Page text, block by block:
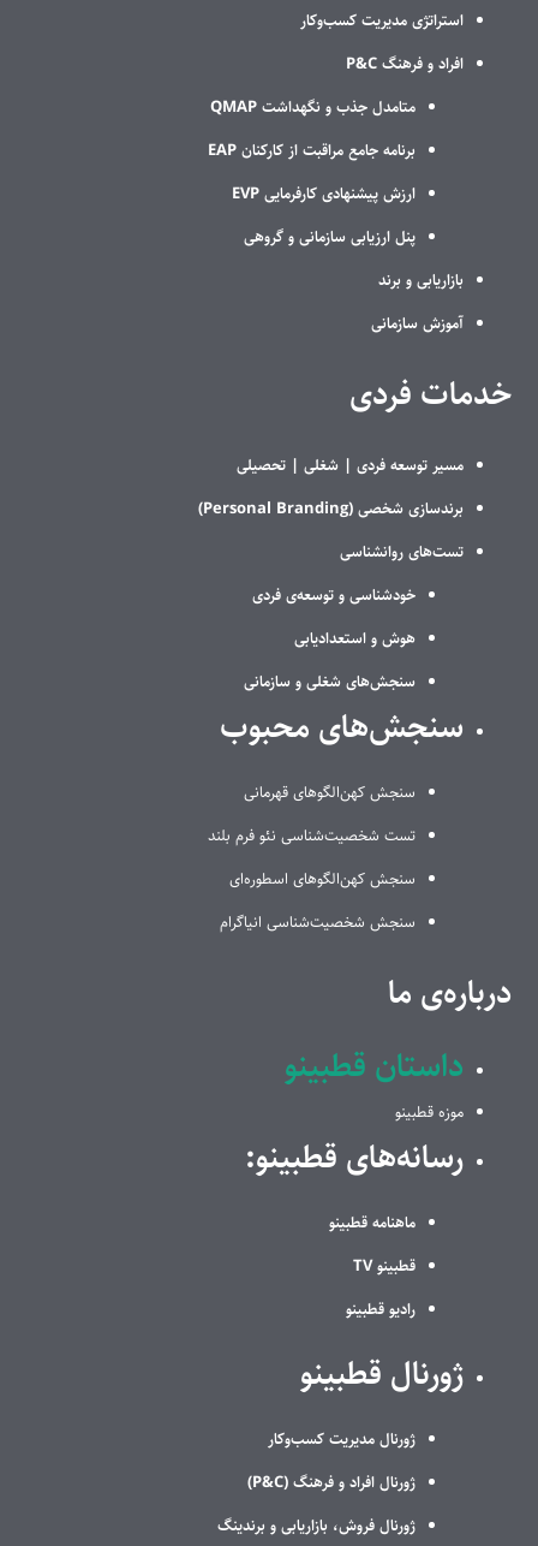
استراتژی مدیریت کسب‌وکار
افراد و فرهنگ P&C
متامدل جذب و نگهداشت QMAP
برنامه جامع مراقبت از کارکنان EAP
ارزش پیشنهادی کارفرمایی EVP
پنل ارزیابی سازمانی و گروهی
بازاریابی و برند
آموزش سازمانی
خدمات فردی
مسیر توسعه فردی | شغلی |تحصیلی
برندسازی شخصی (Personal Branding)
تست‌های روانشناسی
خودشناسی و توسعه‌ی فردی
هوش و استعدادیابی
سنجش‌های شغلی و سازمانی
سنجش‌های محبوب
سنجش کهن‌الگوهای قهرمانی
تست شخصیت‌شناسی نئو فرم بلند
سنجش کهن‌الگوهای اسطوره‌ای
سنجش شخصیت‌شناسی انیاگرام
درباره‌ی ما
داستان قطبینو
موزه قطبینو
رسانه‌های قطبینو:
ماهنامه قطبینو
قطبینو TV
رادیو قطبینو
ژورنال قطبینو
ژورنال مدیریت کسب‌وکار
ژورنال افراد و فرهنگ (P&C)
ژورنال فروش، بازاریابی و برندینگ